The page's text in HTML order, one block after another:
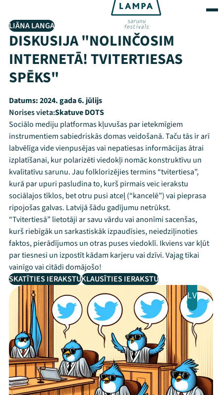
LIĀNA LANGA
DISKUSIJA "NOLINČOSIM
INTERNETĀ! TVITERTIESAS
SPĒKS"
Datums:2024. gada 6. jūlijs
Norises vieta:Skatuve DOTS
Sociālo mediju platformas kļuvušas par ietekmīgiem
instrumentiem sabiedriskās domas veidošanā. Taču tās ir arī
labvēlīga vide vienpusējas vai nepatiesas informācijas ātrai
izplatīšanai, kur polarizēti viedokļi nomāc konstruktīvu un
kvalitatīvu sarunu. Jau folklorizējies termins “tvitertiesa”,
kurā par upuri pasludina to, kurš pirmais veic ierakstu
sociālajos tīklos, bet otru pusi atceļ (“kancelē”) vai pieprasa
ripojošas galvas. Latvijā šādu gadījumu netrūkst.
“Tvitertiesā” lietotāji ar savu vārdu vai anonīmi sacenšas,
kurš riebīgāk un sarkastiskāk izpaudīsies, neiedziļinoties
faktos, pierādījumos un otras puses viedoklī. Ikviens var kļūt
par tiesnesi un izpostīt kādam karjeru vai dzīvi. Vajag tikai
vainīgo vai citādi domājošo!
SKATĪTIES IERAKSTUKLAUSĪTIES IERAKSTU
LV